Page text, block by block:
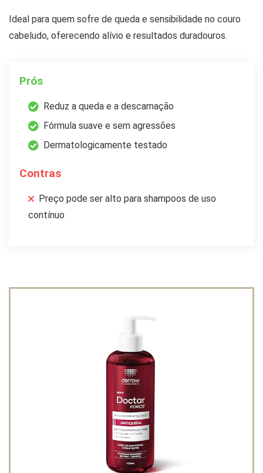
Ideal para quem sofre de queda e sensibilidade no couro
cabeludo, oferecendo alívio e resultados duradouros.
Prós
Reduz a queda e a descamação
Fórmula suave e sem agressões
Dermatologicamente testado
Contras
Preço pode ser alto para shampoos de uso
contínuo